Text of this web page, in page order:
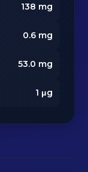
138 mg
0.6mg
53.0 mg
1 μg